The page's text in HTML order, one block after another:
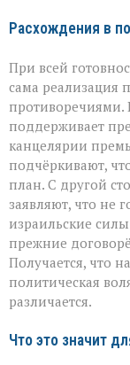
Расхождения в
При всей
сама реализация
поддерживает
канцелярии
подчёркивают,
план. С другой
заявляют, что не
израильские
прежние
Получается, что
политическая
различается.
Что это значит